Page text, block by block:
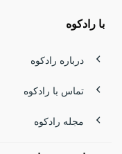
با رادکوه
درباره رادکوه
تماس با رادکوه
مجله رادکوه